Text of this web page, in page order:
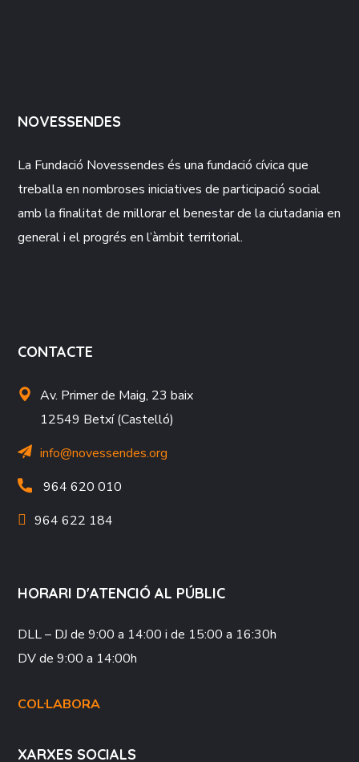
NOVESSENDES
La Fundació Novessendes és una fundació cívica que
treballa en nombroses iniciatives de participació social
amb la finalitat de millorar el benestar de la ciutadania en
general i el progrés en l’àmbit territorial.
CONTACTE
Av. Primer de Maig, 23 baix
12549 Betxí (Castelló)
info@novessendes.org
964 620 010
964 622 184
HORARI D'ATENCIÓ AL PÚBLIC
DLL – DJde 9:00 a 14:00 i de 15:00 a 16:30h
DVde 9:00 a 14:00h
COL·LABORA
XARXES SOCIALS